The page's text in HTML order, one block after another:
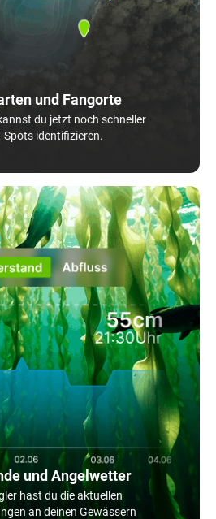
und Fangorte
du jetzt noch schneller
Spots identifizieren.
und Angelwetter
hast du die aktuellen
an deinen Gewässern